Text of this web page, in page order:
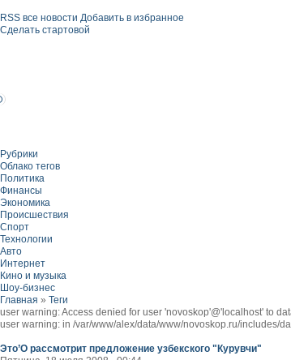
RSS все новости Добавить в избранное
Сделать стартовой
Рубрики
Облако тегов
Политика
Финансы
Экономика
Происшествия
Спорт
Технологии
Авто
Интернет
Кино и музыка
Шоу-бизнес
Главная » Теги
user warning: Access denied for user 'novoskop'@'localhost' to
user warning: in /var/www/alex/data/www/novoskop.ru/includes/
Это’О рассмотрит предложение узбекского "Курувчи"